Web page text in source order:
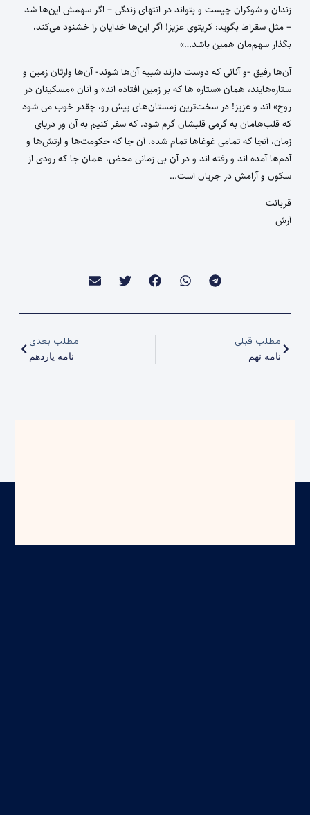
زندان و شوکران چیست و بتواند در انتهای زندگی – اگر سهمش این‌ها شد
– مثل سقراط بگوید: کریتوی عزیز! اگر این‌ها خدایان را خشنود می‌کند،
بگذار سهم‌مان همین باشد…»
آن‌ها رفیق -و آنانی که دوست دارند شبیه آن‌ها شوند- آن‌ها وارثان زمین و
ستاره‌هایند، همان «ستاره ها که بر زمین افتاده اند» و آنان «مسکینان در
روح» اند و عزیز!‌ در سخت‌ترین زمستان‌های پیش رو، چقدر خوب می شود
که قلب‌هامان به گرمی قلبشان گرم شود. که سفر کنیم به آن ور دریای
زمان، آنجا که تمامی غوغاها تمام شده. آن جا که حکومت‌ها و ارتش‌ها و
آدم‌ها آمده اند و رفته اند و در آن بی زمانی محض،‌ همان جا که رودی از
سکون و آرامش در جریان است…
قربانت
آرش
مطلب قبلی
نامه نهم
مطلب بعدی
نامه یازدهم